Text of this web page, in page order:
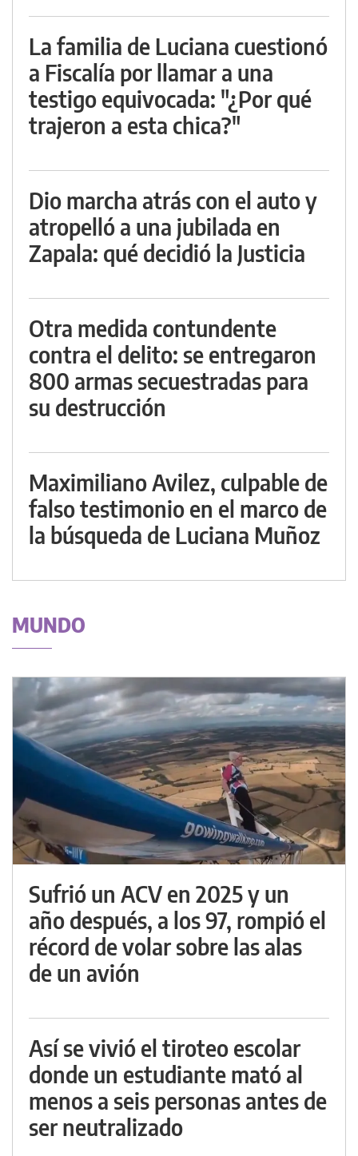
La familia de Luciana cuestionó
a Fiscalía por llamar a una
testigo equivocada: "¿Por qué
trajeron a esta chica?"
Dio marcha atrás con el auto y
atropelló a una jubilada en
Zapala: qué decidió la Justicia
Otra medida contundente
contra el delito: se entregaron
800 armas secuestradas para
su destrucción
Maximiliano Avilez, culpable de
falso testimonio en el marco de
la búsqueda de Luciana Muñoz
MUNDO
Sufrió un ACV en 2025 y un
año después, a los 97, rompió el
récord de volar sobre las alas
de un avión
Así se vivió el tiroteo escolar
donde un estudiante mató al
menos a seis personas antes de
ser neutralizado